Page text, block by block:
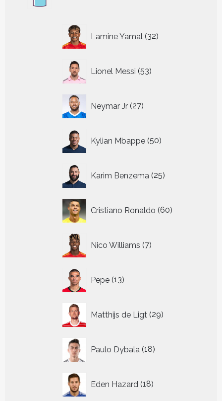
Lamine Yamal 32
producten
Lionel Messi 53
producten
Neymar Jr 27
producten
Kylian Mbappe 50
producten
Karim Benzema 25
producten
Cristiano Ronaldo 60
producten
Nico Williams 7
producten
Pepe 13
producten
Matthijs de Ligt 29
producten
Paulo Dybala 18
producten
Eden Hazard 18
producten